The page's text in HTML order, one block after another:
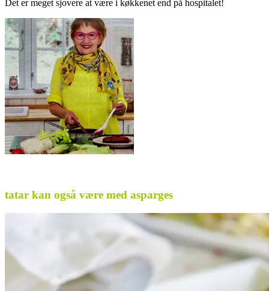
Det er meget sjovere at være i køkkenet end på hospitalet!
tatar kan også være med asparges